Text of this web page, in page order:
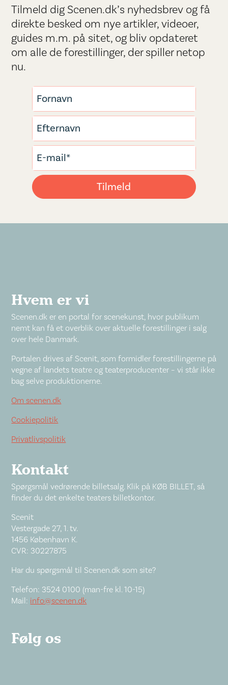
Tilmeld dig Scenen.dk’s nyhedsbrev og få
direkte besked om nye artikler, videoer,
guides m.m. på sitet, og bliv opdateret
om alle de forestillinger, der spiller netop
nu.
Hvem er vi
Scenen.dk er en portal for scenekunst, hvor publikum
nemt kan få et overblik over aktuelle forestillinger i salg
over hele Danmark.
Portalen drives af Scenit, som formidler forestillingerne på
vegne af landets teatre og teaterproducenter – vi står ikke
bag selve produktionerne.
Om scenen.dk
Cookiepolitik
Privatlivspolitik
Kontakt
Spørgsmål vedrørende billetsalg. Klik på KØB BILLET, så
finder du det enkelte teaters billetkontor.
Scenit
Vestergade 27, 1. tv.
1456 København K.
CVR: 30227875
Har du spørgsmål til Scenen.dk som site?
Telefon: 3524 0100 (man-fre kl. 10-15)
Mail: info@scenen.dk
Følg os